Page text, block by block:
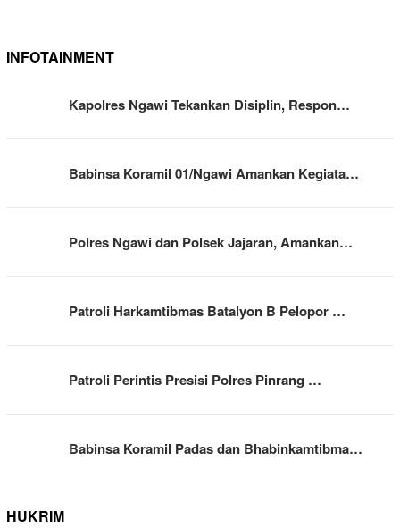
INFOTAINMENT
Kapolres Ngawi Tekankan Disiplin, Respon…
Babinsa Koramil 01/Ngawi Amankan Kegiata…
Polres Ngawi dan Polsek Jajaran, Amankan…
Patroli Harkamtibmas Batalyon B Pelopor …
Patroli Perintis Presisi Polres Pinrang …
Babinsa Koramil Padas dan Bhabinkamtibma…
HUKRIM